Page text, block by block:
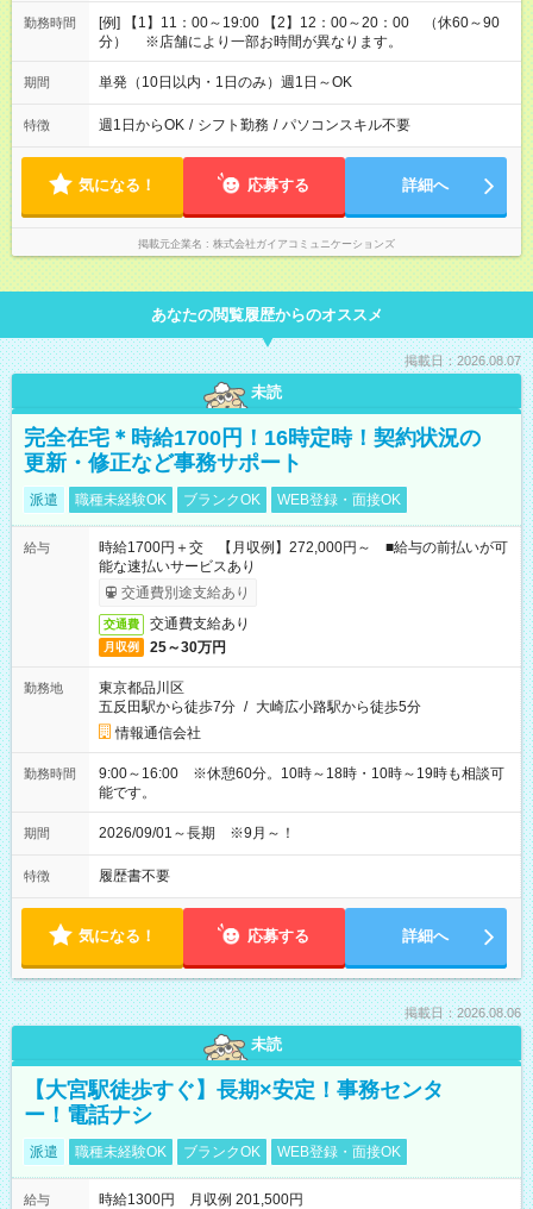
勤務時間
[例] 【1】11：00～19:00 【2】12：00～20：00 （休60～90
分） ※店舗により一部お時間が異なります。
期間 単発（10日以内・1日のみ）週1日～OK
特徴 週1日からOK / シフト勤務 / パソコンスキル不要
気になる！ 応募する 詳細へ
掲載元企業名 株式会社ガイアコミュニケーションズ
あなたの閲覧履歴からのオススメ
掲載日：2026.08.07
未読
完全在宅＊時給1700円！16時定時！契約状況の
更新・修正など事務サポート
派遣 職種未経験OK ブランクOK WEB登録・面接OK
給与
時給1700円＋交 【月収例】272,000円～ ■給与の前払いが可
能な速払いサービスあり
交通費別途支給あり
交通費 交通費支給あり
月収例 25～30万円
勤務地
東京都品川区
五反田駅から徒歩7分 / 大崎広小路駅から徒歩5分
情報通信会社
勤務時間
9:00～16:00 ※休憩60分。10時～18時・10時～19時も相談可
能です。
期間 2026/09/01～長期 ※9月～！
特徴 履歴書不要
気になる！ 応募する 詳細へ
掲載日：2026.08.06
未読
【大宮駅徒歩すぐ】長期×安定！事務センタ
ー！電話ナシ
派遣 職種未経験OK ブランクOK WEB登録・面接OK
給与
時給1300円 月収例 201,500円